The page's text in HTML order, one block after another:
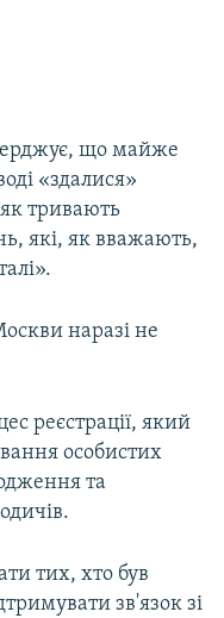
що майже
«здалися»
тривають
які, як вважають,
наразі не
реєстрації, який
особистих
та
тих, хто був
зв'язок зі